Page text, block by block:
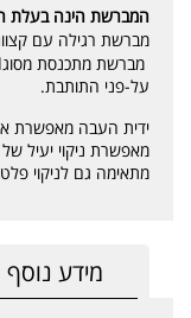
המברשת הינה בעלת
מברשת רגילה עם
על-פני התותבת.
ידית העבה מאפשרת
מאפשרת ניקוי יעיל
מתאימה גם לניקוי
מידע נוסף